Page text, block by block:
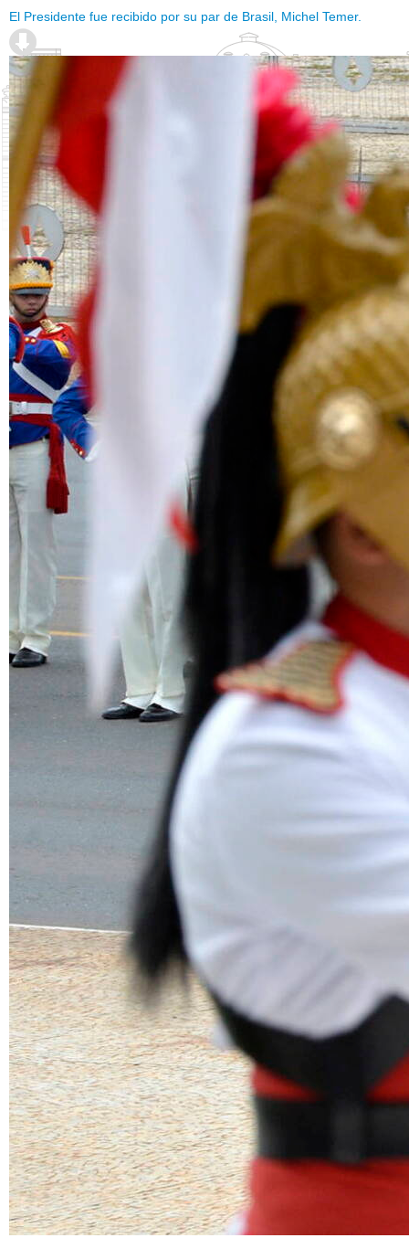
El Presidente fue recibido por su par de Brasil, Michel Temer.